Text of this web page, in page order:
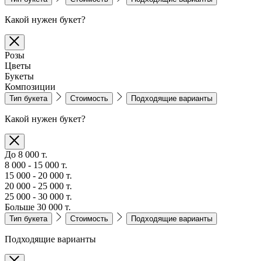
Какой нужен букет?
Розы
Цветы
Букеты
Композиции
Тип букета Стоимость Подходящие варианты
Какой нужен букет?
До 8 000 т.
8 000 - 15 000 т.
15 000 - 20 000 т.
20 000 - 25 000 т.
25 000 - 30 000 т.
Больше 30 000 т.
Тип букета Стоимость Подходящие варианты
Подходящие варианты